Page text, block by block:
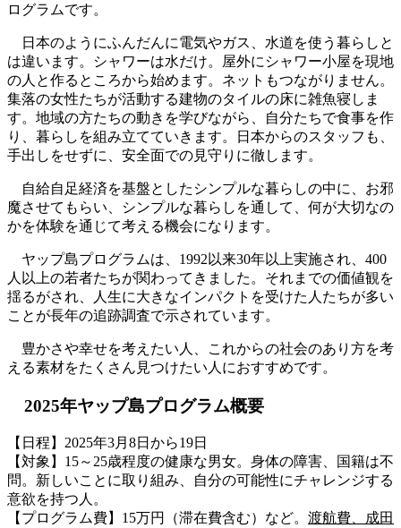
ログラムです。
日本のようにふんだんに電気やガス、水道を使う暮らしと
は違います。シャワーは水だけ。屋外にシャワー小屋を現地
の人と作るところから始めます。ネットもつながりません。
集落の女性たちが活動する建物のタイルの床に雑魚寝しま
す。地域の方たちの動きを学びながら、自分たちで食事を作
り、暮らしを組み立てていきます。日本からのスタッフも、
手出しをせずに、安全面での見守りに徹します。
自給自足経済を基盤としたシンプルな暮らしの中に、お邪
魔させてもらい、シンプルな暮らしを通して、何が大切なの
かを体験を通じて考える機会になります。
ヤップ島プログラムは、1992以来30年以上実施され、400
人以上の若者たちが関わってきました。それまでの価値観を
揺るがされ、人生に大きなインパクトを受けた人たちが多い
ことが長年の追跡調査で示されています。
豊かさや幸せを考えたい人、これからの社会のあり方を考
える素材をたくさん見つけたい人におすすめです。
2025年ヤップ島プログラム概要
【日程】2025年3月8日から19日
【対象】15～25歳程度の健康な男女。身体の障害、国籍は不
問。新しいことに取り組み、自分の可能性にチャレンジする
意欲を持つ人。
【プログラム費】15万円（滞在費含む）など。 渡航費、成田